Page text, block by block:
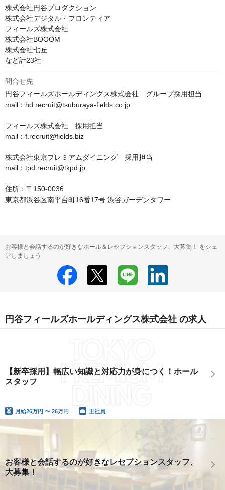
株式会社円谷プロダクション
株式会社デジタル・フロンティア
フィールズ株式会社
株式会社BOOOM
株式会社七匠
など計23社
問合せ先
円谷フィールズホールディングス株式会社　グループ採用担当
mail：hd.recruit@tsuburaya-fields.co.jp
フィールズ株式会社　採用担当
mail：f.recruit@fields.biz
株式会社東京プレミアムダイニング　採用担当
mail：tpd.recruit@tkpd.jp
住所：〒150-0036
東京都渋谷区南平台町16番17号 渋谷ガーデンタワー
お客様と会話するのが好きなホール＆レセプションスタッフ、大募集！ をシェ
アしましょう
円谷フィールズホールディングス株式会社 の求人
【新卒採用】幅広い知識と対応力が身につく！ホール
スタッフ
月給26万円 〜 26万円 正社員
お客様と会話するのが好きなレセプションスタッフ、
大募集！